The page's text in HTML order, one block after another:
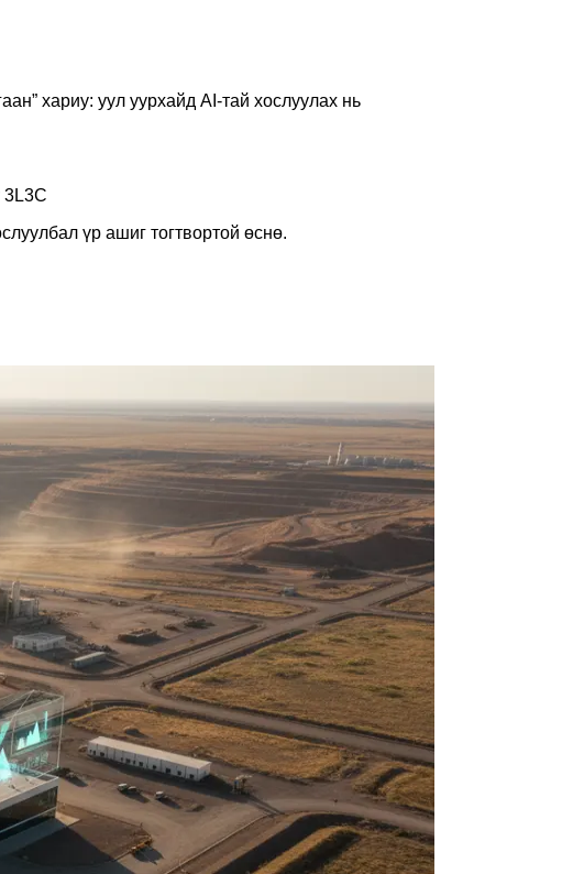
хариу: уул уурхайд AI-тай хослуулах нь
3L3C
үр ашиг тогтвортой өснө.